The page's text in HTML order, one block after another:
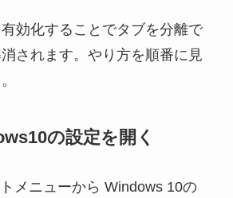
効化することでタブを分離で
されます。やり方を順番に見
の設定を開く
メニューから Windows 10の